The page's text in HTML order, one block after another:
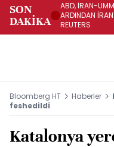
SON
DAKİKA
ABD, İRAN-
ARDINDAN
REUTERS
Bloomberg HT Haberler
feshedildi
Katalonya